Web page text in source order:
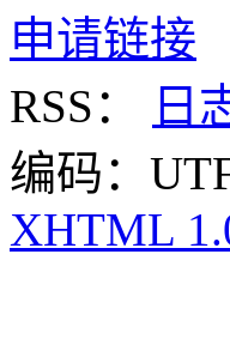
申请链接
RSS：
日
编码：
XHTML